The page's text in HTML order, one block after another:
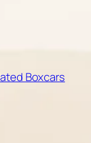
Boxcars